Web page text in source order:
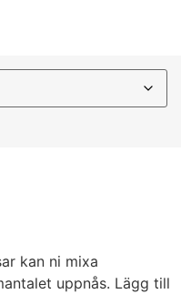
kan ni mixa
uppnås. Lägg till